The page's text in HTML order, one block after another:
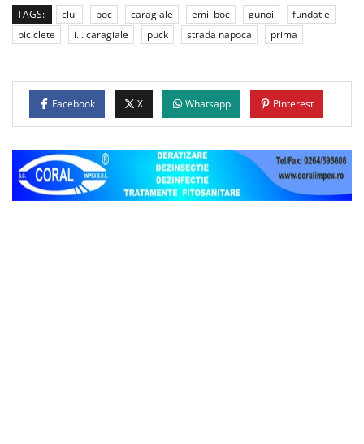
TAGS: cluj boc caragiale emil boc gunoi
fundatie
biciclete
i.l. caragiale puck strada napoca prima
Facebook X Whatsapp Pinterest